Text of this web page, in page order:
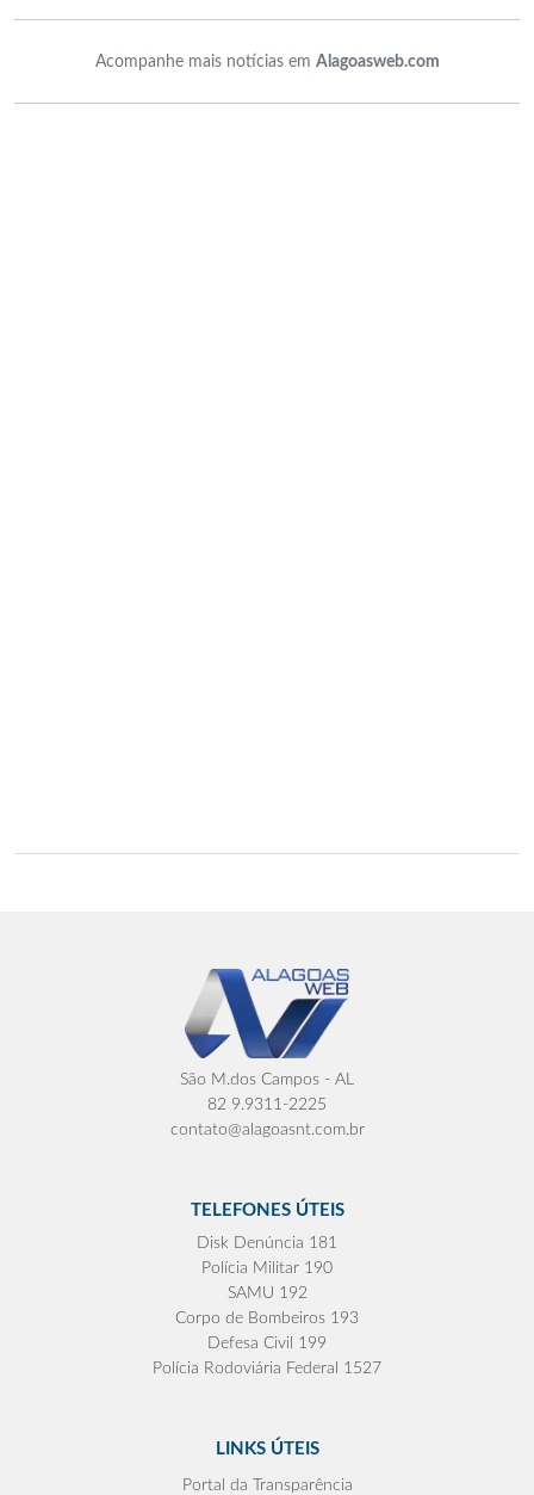
Acompanhe mais notícias em Alagoasweb.com
São M.dos Campos - AL
82 9.9311-2225
contato@alagoasnt.com.br
TELEFONES ÚTEIS
Disk Denúncia 181
Polícia Militar 190
SAMU 192
Corpo de Bombeiros 193
Defesa Civil 199
Polícia Rodoviária Federal 1527
LINKS ÚTEIS
Portal da Transparência